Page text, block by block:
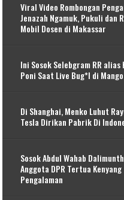
Viral Video Rombongan
Jenazah Ngamuk, Pukuli dan
Mobil Dosen di Makassar
Ini Sosok Selebgram RR alias
Poni Saat Live Bug*l di Mango
Di Shanghai, Menko Luhut
Tesla Dirikan Pabrik Di
Sosok Abdul Wahab
Anggota DPR Tertua Kenyang
Pengalaman